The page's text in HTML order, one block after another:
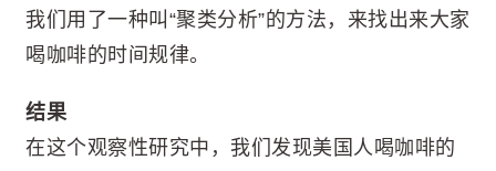
我们用了一种叫“聚类分析”的方法，来找出来大家
喝咖啡的时间规律。
结果
在这个观察性研究中，我们发现美国人喝咖啡的